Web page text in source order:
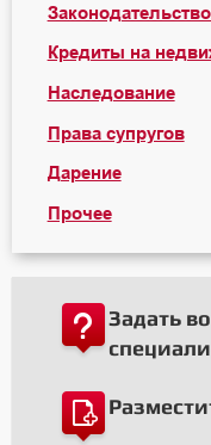
Кредиты на
Наследование
Права супругов
Дарение
Прочее
Задать